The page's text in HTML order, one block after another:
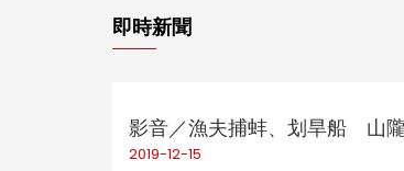
即時新聞
影音／漁夫捕蚌、划旱船 山
2019-12-15